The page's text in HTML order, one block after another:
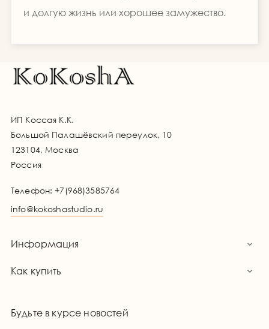
и долгую жизнь или хорошее замужество.
ИП Коссая К.К.
Большой Палашёвский переулок, 10
123104, Москва
Россия
Телефон:+7(968)3585764
info@kokoshastudio.ru
Информация 
Как купить 
Будьте в курсе новостей